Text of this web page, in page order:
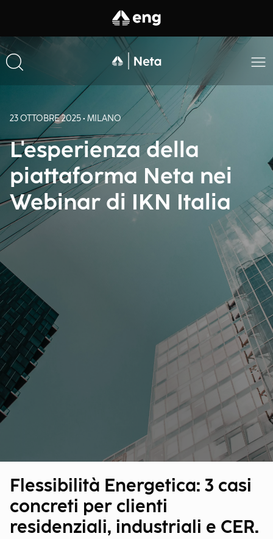
23 OTTOBRE 2025 • MILANO
L'esperienza della
piattaforma Neta nei
Webinar di IKN Italia
Flessibilità Energetica: 3 casi
concreti per clienti
residenziali, industriali e CER.